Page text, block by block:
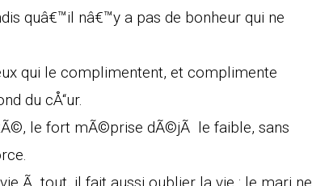
quâ€™il nâ€™y a pas de bonheur qui ne
qui le complimentent, et complimente
du cÅ“ur.
le fort mÃ©prise dÃ©jÃ le faible, sans